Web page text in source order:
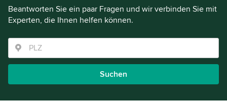
Beantworten Sie ein paar Fragen und wir verbinden Sie mit
Experten, die Ihnen helfen können.
Suchen